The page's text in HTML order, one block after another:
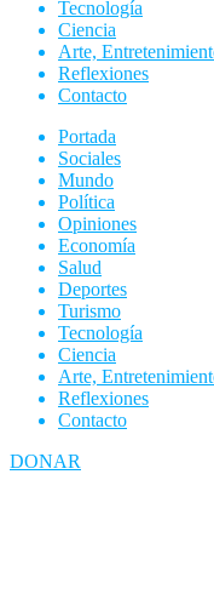
Tecnología
Ciencia
Arte,
Reflexiones
Contacto
Portada
Sociales
Mundo
Política
Opiniones
Economía
Salud
Deportes
Turismo
Tecnología
Ciencia
Arte,
Reflexiones
Contacto
DONAR